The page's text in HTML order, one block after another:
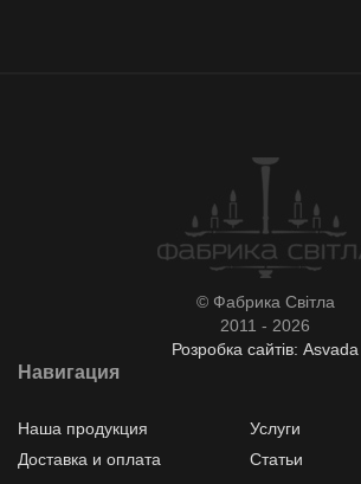
© Фабрика Світла
2011 - 2026
Розробка сайтів: Asvada
Навигация
Наша продукция
Услуги
Доставка и оплата
Статьи